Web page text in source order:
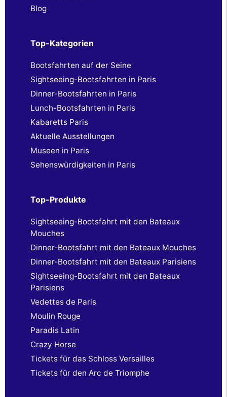
Blog
Top-Kategorien
Bootsfahrten auf der Seine
Sightseeing-Bootsfahrten in Paris
Dinner-Bootsfahrten in Paris
Lunch-Bootsfahrten in Paris
Kabaretts Paris
Aktuelle Ausstellungen
Museen in Paris
Sehenswürdigkeiten in Paris
Top-Produkte
Sightseeing-Bootsfahrt mit den Bateaux
Mouches
Dinner-Bootsfahrt mit den Bateaux Mouches
Dinner-Bootsfahrt mit den Bateaux Parisiens
Sightseeing-Bootsfahrt mit den Bateaux
Parisiens
Vedettes de Paris
Moulin Rouge
Paradis Latin
Crazy Horse
Tickets für das Schloss Versailles
Tickets für den Arc de Triomphe